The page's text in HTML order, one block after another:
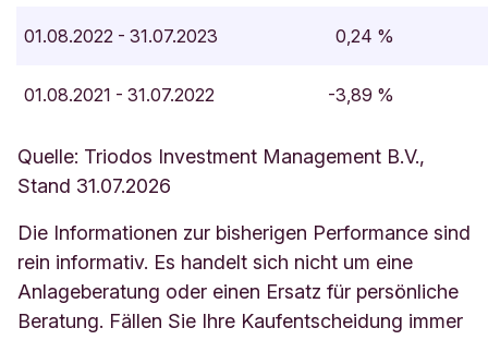
01.08.2022 - 31.07.2023 0,24 %
01.08.2021 - 31.07.2022 -3,89 %
Quelle: Triodos Investment Management B.V.,
Stand 31.07.2026
Die Informationen zur bisherigen Performance sind
rein informativ. Es handelt sich nicht um eine
Anlageberatung oder einen Ersatz für persönliche
Beratung. Fällen Sie Ihre Kaufentscheidung immer